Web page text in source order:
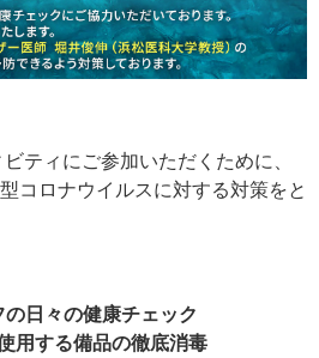
ティにご参加いただくために、
コロナウイルスに対する対策をと
の日々の健康チェック
用する備品の徹底消毒